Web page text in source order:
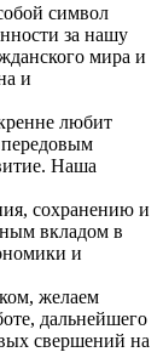
символ
за нашу
мира и
и
любит
Наша
сохранению и
вкладом в
и
желаем
дальнейшего
свершений на